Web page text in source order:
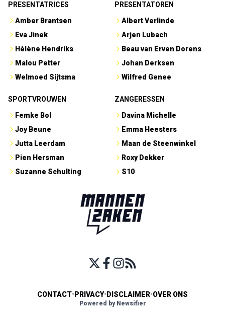
PRESENTATRICES
Amber Brantsen
Eva Jinek
Hélène Hendriks
Malou Petter
Welmoed Sijtsma
PRESENTATOREN
Albert Verlinde
Arjen Lubach
Beau van Erven Dorens
Johan Derksen
Wilfred Genee
SPORTVROUWEN
Femke Bol
Joy Beune
Jutta Leerdam
Pien Hersman
Suzanne Schulting
ZANGERESSEN
Davina Michelle
Emma Heesters
Maan de Steenwinkel
Roxy Dekker
S10
CONTACT• PRIVACY• DISCLAIMER•OVER ONS
Powered by Newsifier